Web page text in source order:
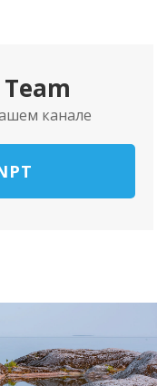
канале